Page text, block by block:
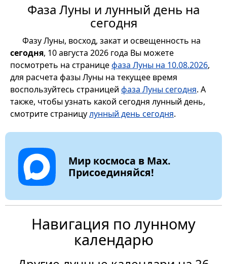
Фаза Луны и лунный день на
сегодня
Фазу Луны, восход, закат и освещенность на
сегодня, 10 августа 2026 года Вы можете
посмотреть на страницефаза Луны на 10.08.2026,
для расчета фазы Луны на текущее время
воспользуйтесь страницей фаза Луны сегодня. А
также, чтобы узнать какой сегодня лунный день,
смотрите страницулунный день сегодня.
Мир космоса в Max.
Присоединяйся!
Навигация по лунному
календарю